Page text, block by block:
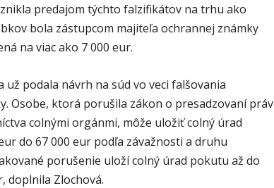
predajom týchto falzifikátov na trhu ako
bola zástupcom majiteľa ochrannej známky
na viac ako 7 000 eur.
už podala návrh na súd vo veci falšovania
Osobe, ktorá porušila zákon o presadzovaní práv
colnými orgánmi, môže uložiť colný úrad
do 67 000 eur podľa závažnosti a druhu
porušenie uloží colný úrad pokutu až do
doplnila Zlochová.